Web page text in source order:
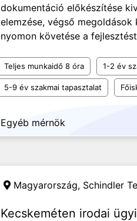
dokumentáció előkészítése
elemzése, végső
nyomon követése a
Teljes munkaidő 8 óra 1-2 év
5-9 év szakmai tapasztalat
Egyéb mérnök
Magyarország, Schindler
Kecskeméten irodai